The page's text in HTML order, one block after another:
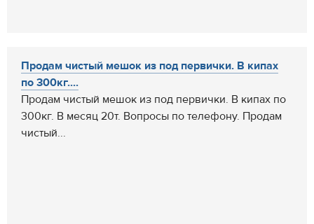
Продам чистый мешок из под первички. В кипах
по 300кг....
Продам чистый мешок из под первички. В кипах по
300кг. В месяц 20т. Вопросы по телефону. Продам
чистый...